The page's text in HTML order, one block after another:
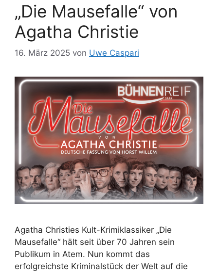
„Die Mausefalle“ von
Agatha Christie
16. März 2025 von Uwe Caspari
Agatha Christies Kult-Krimiklassiker „Die
Mausefalle“ hält seit über 70 Jahren sein
Publikum in Atem. Nun kommt das
erfolgreichste Kriminalstück der Welt auf die